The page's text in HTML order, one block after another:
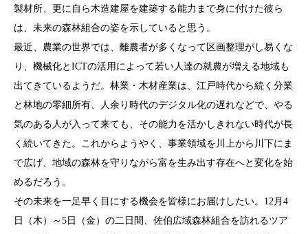
製材所、更に自ら木造建屋を建築する能力まで身に付けた彼ら
は、未来の森林組合の姿を示していると思う。
最近、農業の世界では、離農者が多くなって区画整理がし易くな
り、機械化とICTの活用によって若い人達の就農が増える地域も
出てきているようだ。林業・木材産業は、江戸時代から続く分業
と林地の零細所有、人余り時代のデジタル化の遅れなどで、やる
気のある人が入って来ても、その能力を活かしきれない時代が長
く続いてきた。これからようやく、事業領域を川上から川下にま
で広げ、地域の森林を守りながら富を生み出す存在へと変化を始
めるだろう。
その未来を一足早く目にする機会を皆様にお届けしたい。12月4
日（木）～5日（金）の二日間、佐伯広域森林組合を訪れるツア